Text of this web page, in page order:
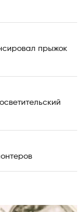
прыжок